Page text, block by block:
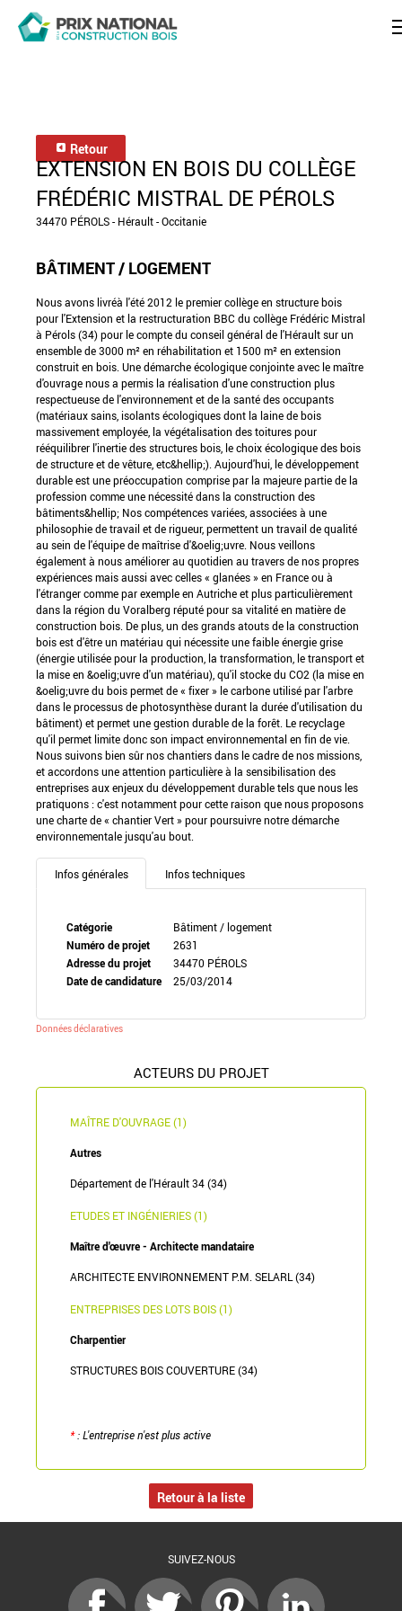
Retour
EXTENSION EN BOIS DU COLLÈGE
FRÉDÉRIC MISTRAL DE PÉROLS
34470 PÉROLS - Hérault - Occitanie
BÂTIMENT / LOGEMENT
Nous avons livréà l'été 2012 le premier collège en structure bois
pour l'Extension et la restructuration BBC du collège Frédéric Mistral
à Pérols (34) pour le compte du conseil général de l'Hérault sur un
ensemble de 3000 m² en réhabilitation et 1500 m² en extension
construit en bois. Une démarche écologique conjointe avec le maître
d'ouvrage nous a permis la réalisation d'une construction plus
respectueuse de l'environnement et de la santé des occupants
(matériaux sains, isolants écologiques dont la laine de bois
massivement employée, la végétalisation des toitures pour
rééquilibrer l'inertie des structures bois, le choix écologique des bois
de structure et de vêture, etc&hellip;). Aujourd'hui, le développement
durable est une préoccupation comprise par la majeure partie de la
profession comme une nécessité dans la construction des
bâtiments&hellip; Nos compétences variées, associées à une
philosophie de travail et de rigueur, permettent un travail de qualité
au sein de l'équipe de maîtrise d'&oelig;uvre. Nous veillons
également à nous améliorer au quotidien au travers de nos propres
expériences mais aussi avec celles « glanées » en France ou à
l'étranger comme par exemple en Autriche et plus particulièrement
dans la région du Voralberg réputé pour sa vitalité en matière de
construction bois. De plus, un des grands atouts de la construction
bois est d'être un matériau qui nécessite une faible énergie grise
(énergie utilisée pour la production, la transformation, le transport et
la mise en &oelig;uvre d'un matériau), qu'il stocke du CO2 (la mise en
&oelig;uvre du bois permet de « fixer » le carbone utilisé par l'arbre
dans le processus de photosynthèse durant la durée d'utilisation du
bâtiment) et permet une gestion durable de la forêt. Le recyclage
qu'il permet limite donc son impact environnemental en fin de vie.
Nous suivons bien sûr nos chantiers dans le cadre de nos missions,
et accordons une attention particulière à la sensibilisation des
entreprises aux enjeux du développement durable tels que nous les
pratiquons : c'est notamment pour cette raison que nous proposons
une charte de « chantier Vert » pour poursuivre notre démarche
environnementale jusqu'au bout.
Infos générales Infos techniques
Catégorie
Bâtiment / logement
Numéro de projet
2631
Adresse du projet
34470 PÉROLS
Date de candidature
25/03/2014
Données déclaratives
ACTEURS DU PROJET
MAÎTRE D'OUVRAGE (1)
Autres
Département de l'Hérault 34 (34)
ETUDES ET INGÉNIERIES (1)
Maître d'œuvre - Architecte mandataire
ARCHITECTE ENVIRONNEMENT P.M. SELARL (34)
ENTREPRISES DES LOTS BOIS (1)
Charpentier
STRUCTURES BOIS COUVERTURE (34)
*: L'entreprise n'est plus active
Retour à la liste
SUIVEZ-NOUS